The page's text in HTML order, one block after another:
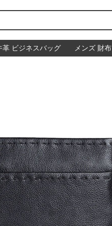
革 ビジネスバッグ メンズ 財布